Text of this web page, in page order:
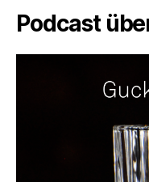
Podcast